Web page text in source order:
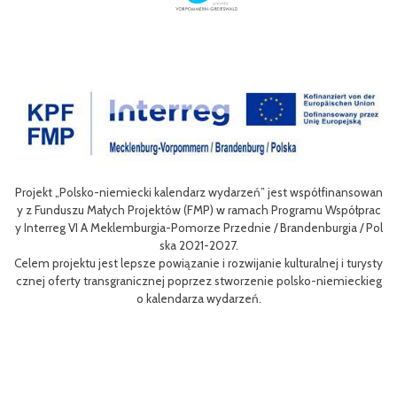
/ Pol
Celem III Polsko-Niemieckich Dni Turystyki Rowerowej jest wzbogace
nie oferty turystycznej oraz ułatwienie transgranicznego dostępu do
niej dla mieszkańców obszaru Euroregionu Pomerania jak i dla turystó
w odwiedzających region.
Efektem planowanych działań jest przybliżenie zwykłym użytkowniko
m rowerów możliwości różnych tras oraz miejsc do zwiedzenia, jak i z
aangażowanie prawdziwych rowerowych pasjonatów w rozwój